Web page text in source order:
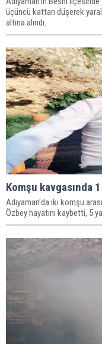
üçüncü kattan düşerek
altına alındı.
Komşu kavgasında
Adıyaman’da iki komşu
Özbey hayatını kaybetti, 5